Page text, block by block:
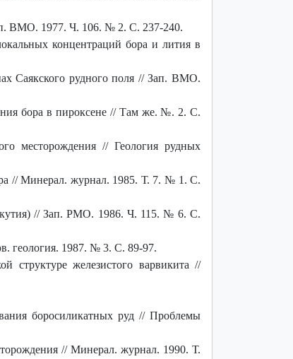
ВМО. 1977. Ч. 106. № 2. С. 237-240.
концентраций бора и лития в
Саякского рудного поля // Зап. ВМО.
бора в пироксене // Там же. №. 2. С.
месторождения // Геология рудных
// Минерал. журнал. 1985. Т. 7. № 1. С.
// Зап. РМО. 1986. Ч. 115. № 6. С.
геология. 1987. № 3. С. 89-97.
структуре железистого варвикита //
боросиликатных руд // Проблемы
// Минерал. журнал. 1990. Т.